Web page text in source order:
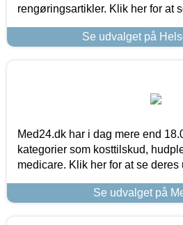
rengøringsartikler. Klik her for at
Se udvalget på
Med24.dk har i dag mere end
kategorier som kosttilskud,
medicare. Klik her for at se deres
Se udvalget på